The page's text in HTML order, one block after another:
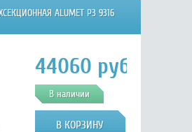
ALUMET P3 9316
44060 руб.
В наличии